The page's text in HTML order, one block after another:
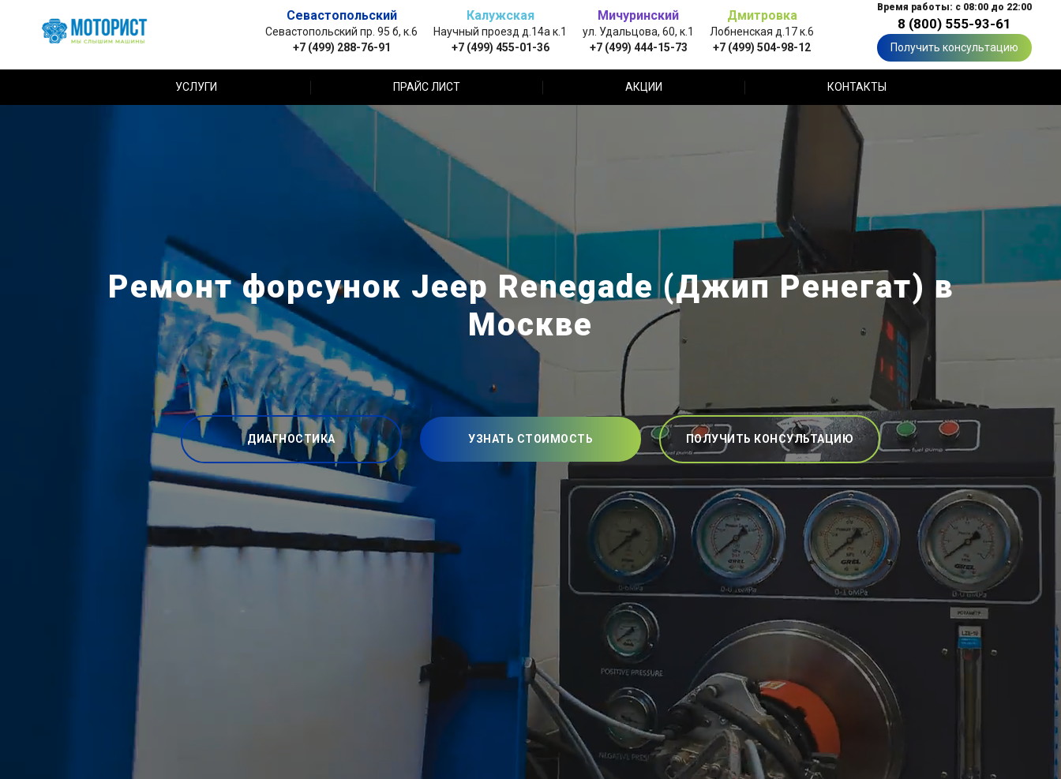
Севастопольский
Севастопольский пр. 95 б, к.6
+7 (499) 288-76-91
Калужская
Научный проезд д.14а к.1
+7 (499) 455-01-36
Мичуринский
ул. Удальцова, 60, к.1
+7 (499) 444-15-73
Дмитровка
Лобненская д.17 к.6
+7 (499) 504-98-12
Время работы: с 08:00 до 22:00
8 (800) 555-93-61
Получить консультацию
УСЛУГИ ПРАЙС ЛИСТ АКЦИИ КОНТАКТЫ
Ремонт форсунок Jeep Renegade (Джип Ренегат) в
Москве
ДИАГНОСТИКА УЗНАТЬ СТОИМОСТЬ ПОЛУЧИТЬ КОНСУЛЬТАЦИЮ